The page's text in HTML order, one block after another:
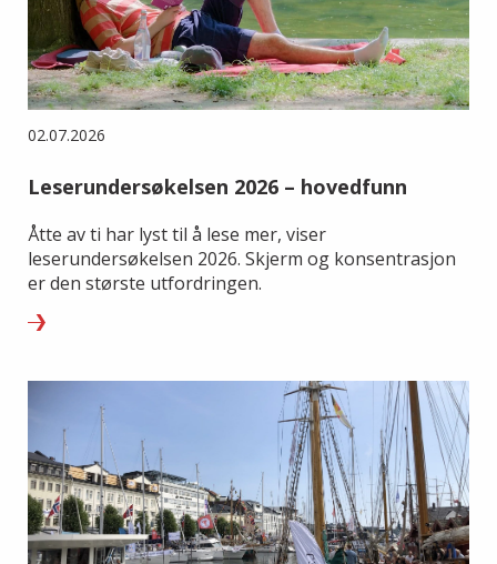
02.07.2026
Leserundersøkelsen 2026 – hovedfunn
Åtte av ti har lyst til å lese mer, viser
leserundersøkelsen 2026. Skjerm og konsentrasjon
er den største utfordringen.